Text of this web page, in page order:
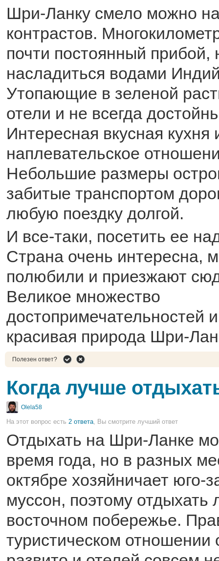
Шри-Ланку смело можно
контрастов.
почти постоянный
насладиться водами
Утопающие в зеленой
отели и не всегда
Интересная вкусная кухня
наплевательское
Небольшие размеры
забитые транспортом
любую поездку долгой.
И все-таки, посетить ее
Страна очень интересна,
полюбили и приезжают
Великое множество
достопримечательностей
красивая природа Шри-
Полезен ответ?
Когда лучше
Olela58
На этот вопрос есть 2 ответа, Вы смотрите лучший ответ
Отдыхать на Шри-Ланке
время года, но в разных
октябре хозяйничает юго-
муссон, поэтому отдыхать
восточном побережье.
туристическом